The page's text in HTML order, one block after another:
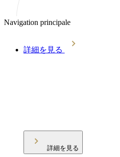
Navigation principale
詳細を見る
詳細を見る